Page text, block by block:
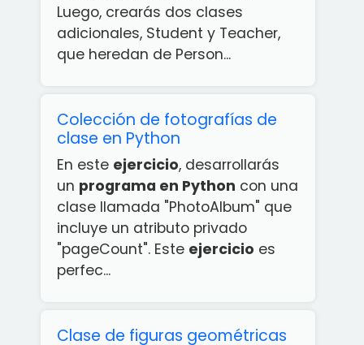
Luego, crearás dos clases
adicionales, Student y Teacher,
que heredan de Person...
Colección de fotografías de
clase en Python
En este ejercicio, desarrollarás
un programa en Python con una
clase llamada "PhotoAlbum" que
incluye un atributo privado
"pageCount". Este ejercicio es
perfec...
Clase de figuras geométricas